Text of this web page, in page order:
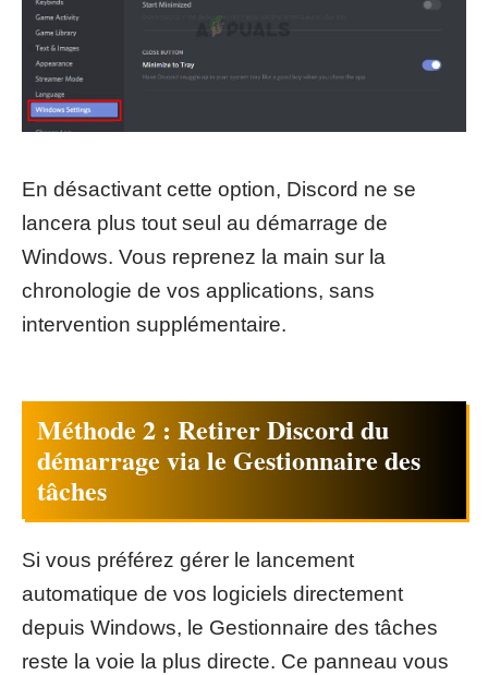
En désactivant cette option, Discord ne se
lancera plus tout seul au démarrage de
Windows. Vous reprenez la main sur la
chronologie de vos applications, sans
intervention supplémentaire.
Méthode 2 : Retirer Discord du
démarrage via le Gestionnaire des
tâches
Si vous préférez gérer le lancement
automatique de vos logiciels directement
depuis Windows, le Gestionnaire des tâches
reste la voie la plus directe. Ce panneau vous